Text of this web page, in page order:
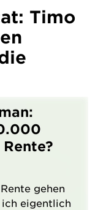
Timo
gehen
eigentlich